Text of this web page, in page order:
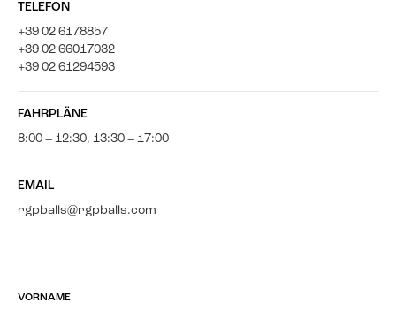
TELEFON
+39 02 6178857
+39 02 66017032
+39 02 61294593
FAHRPLÄNE
8:00 – 12:30, 13:30 – 17:00
EMAIL
rgpballs@rgpballs.com
VORNAME